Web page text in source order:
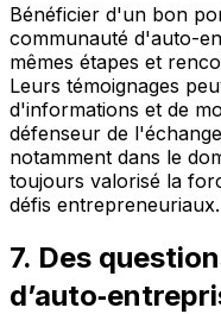
Bénéficier d'un bon
communauté d'auto-
mêmes étapes et
Leurs témoignages
d'informations et de
défenseur de
notamment dans le
toujours valorisé la
défis entrepreneuriaux.
7. Des